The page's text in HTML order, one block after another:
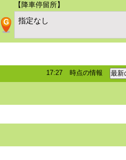
【降車停留所】
指定なし
17:27 時点の情報